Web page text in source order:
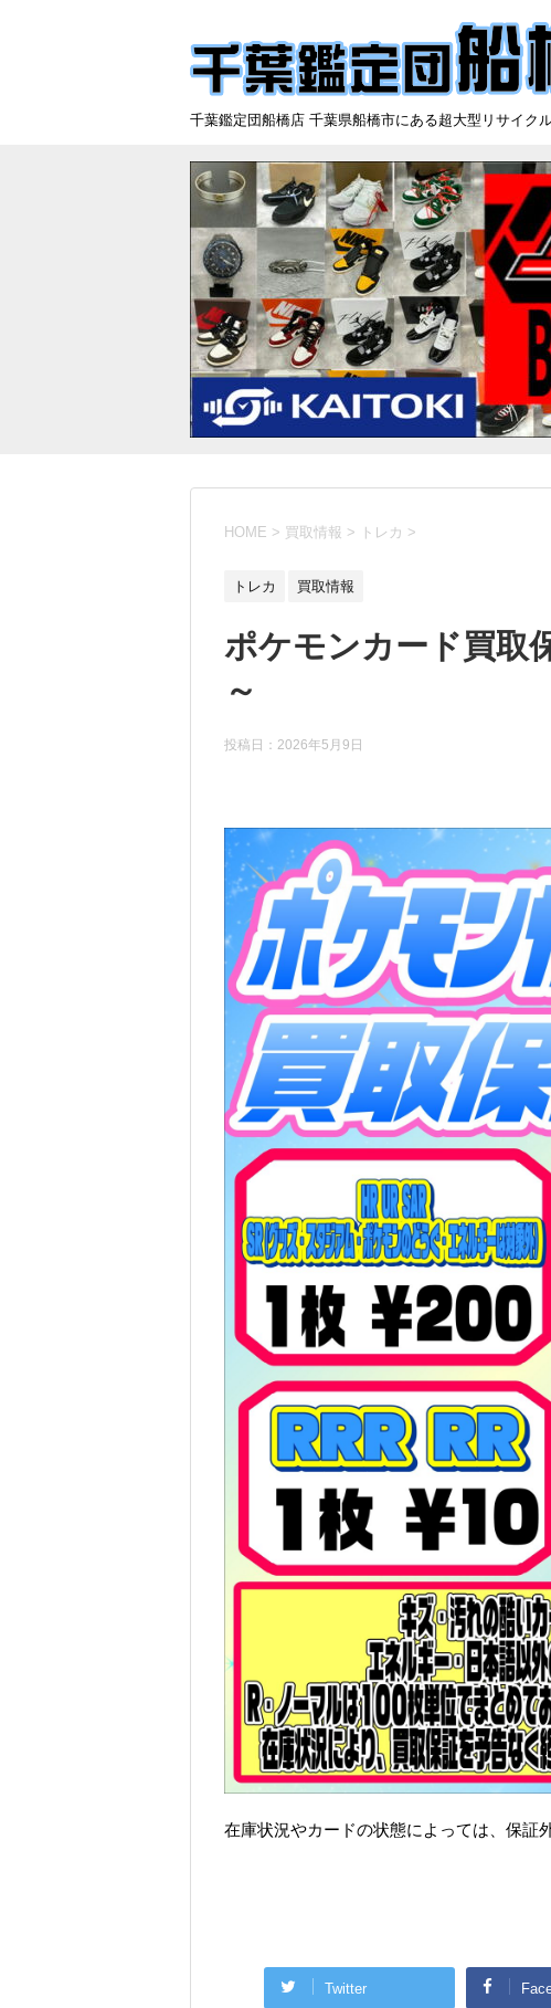
千葉鑑定団船橋店 千葉県船橋市にある超大型リサイク
HOME > 買取情報 > トレカ >
トレカ 買取情報
ポケモンカード買取
～
投稿日： 2026年5月9日
在庫状況やカードの状態によっては、保証
Twitter